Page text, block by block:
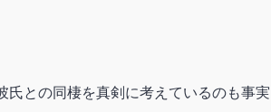
氏との同棲を真剣に考えているのも事実